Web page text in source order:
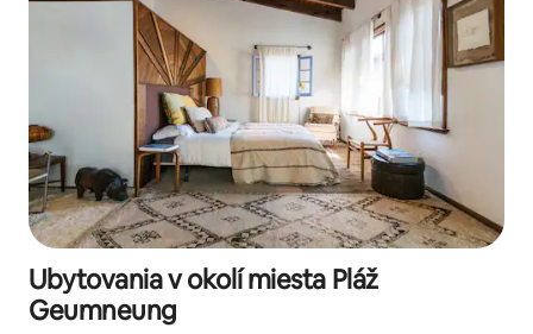
Ubytovania v okolí miesta Pláž
Geumneung